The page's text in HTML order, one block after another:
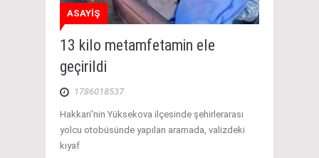
ASAYİŞ
13 kilo metamfetamin ele
geçirildi
1786018537
Hakkari'nin Yüksekova ilçesinde şehirlerarası
yolcu otobüsünde yapılan aramada, valizdeki
kıyaf